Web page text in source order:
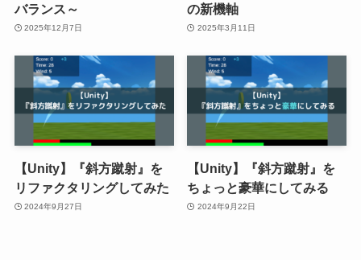
バランス～
2025年12月7日
の新機軸
2025年3月11日
【Unity】『斜方蹴射』を
リファクタリングしてみた
2024年9月27日
【Unity】『斜方蹴射』を
ちょっと豪華にしてみる
2024年9月22日